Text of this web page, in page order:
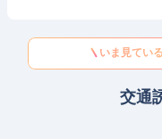
いま見てい
交通